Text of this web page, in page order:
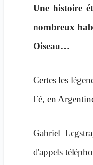
Une histoire
nombreux
Oiseau…
Certes les
Fé, en
Gabriel
d'appels